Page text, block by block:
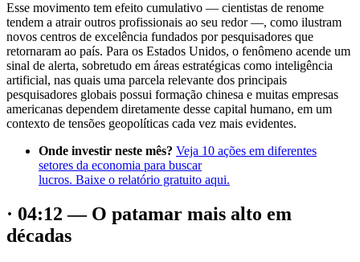
Esse movimento tem efeito cumulativo — cientistas de renome
tendem a atrair outros profissionais ao seu redor —, como ilustram
novos centros de excelência fundados por pesquisadores que
retornaram ao país. Para os Estados Unidos, o fenômeno acende um
sinal de alerta, sobretudo em áreas estratégicas como inteligência
artificial, nas quais uma parcela relevante dos principais
pesquisadores globais possui formação chinesa e muitas empresas
americanas dependem diretamente desse capital humano, em um
contexto de tensões geopolíticas cada vez mais evidentes.
Onde investir neste mês? Veja 10 ações em diferentes
setores da economia para buscar
lucros. Baixe o relatório gratuito aqui.
· 04:12 — O patamar mais alto em
décadas